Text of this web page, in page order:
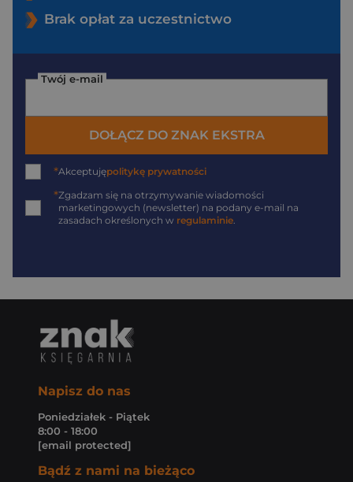
Brak opłat za uczestnictwo
Twój e-mail
DOŁĄCZ DO ZNAK EKSTRA
*Akceptujępolitykę prywatności
*Zgadzam się na otrzymywanie wiadomości
marketingowych (newsletter) na podany e-mail na
zasadach określonych w regulaminie
Napisz do nas
Poniedziałek - Piątek
8:00 - 18:00
[email protected]
Bądź z nami na bieżąco